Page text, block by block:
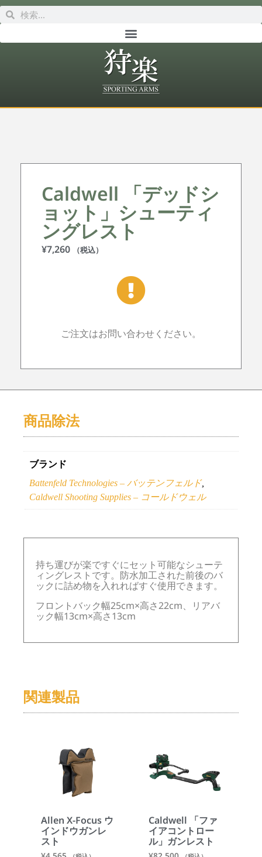
Caldwell 「デッドシ
ョット」シューティ
ングレスト
¥7,260 （税込）
ご注文はお問い合わせください。
商品除法
ブランド
Battenfeld Technologies – バッテンフェルド,
Caldwell Shooting Supplies – コールドウェル
持ち運びが楽ですぐにセット可能なシューテ
ィングレストです。防水加工された前後のバ
ックに詰め物を入れればすぐ使用できます。
フロントバック幅25cm×高さ22cm、リアバ
ック幅13cm×高さ13cm
関連製品
Allen X-Focus ウ
インドウガンレ
スト
Caldwell 「ファ
イアコントロー
ル」ガンレスト